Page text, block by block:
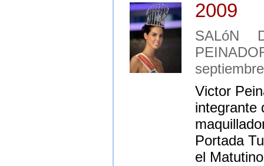
2009
SALóN
Victor
integrante
Portada
el